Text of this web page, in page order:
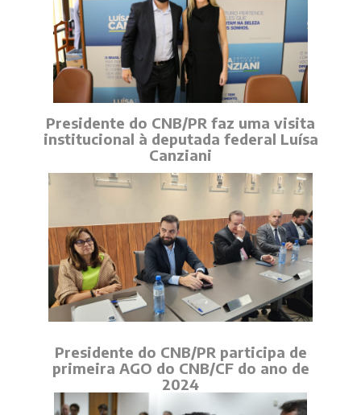
Presidente do CNB/PR faz uma visita
institucional à deputada federal Luísa
Canziani
Presidente do CNB/PR participa de
primeira AGO do CNB/CF do ano de
2024